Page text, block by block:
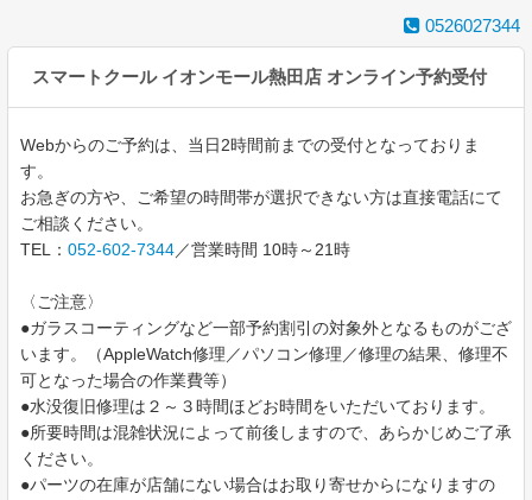
0526027344
スマートクール イオンモール熱田店 オンライン予約受付
Webからのご予約は、当日2時間前までの受付となっておりま
す。
お急ぎの方や、ご希望の時間帯が選択できない方は直接電話にて
ご相談ください。
TEL： 052-602-7344／営業時間 10時～21時
〈ご注意〉
●ガラスコーティングなど一部予約割引の対象外となるものがござ
います。（AppleWatch修理／パソコン修理／修理の結果、修理不
可となった場合の作業費等）
●水没復旧修理は２～３時間ほどお時間をいただいております。
●所要時間は混雑状況によって前後しますので、あらかじめご了承
ください。
●パーツの在庫が店舗にない場合はお取り寄せからになりますの